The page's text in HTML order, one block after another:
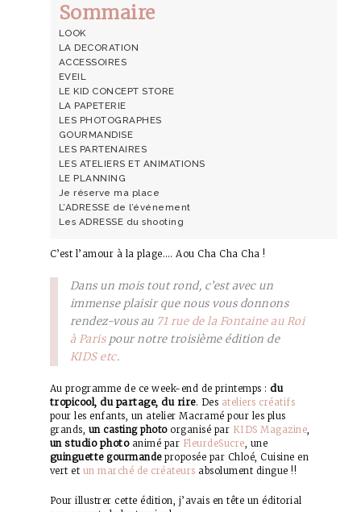
Sommaire
LOOK
LA DECORATION
ACCESSOIRES
EVEIL
LE KID CONCEPT STORE
LA PAPETERIE
LES PHOTOGRAPHES
GOURMANDISE
LES PARTENAIRES
LES ATELIERS ET ANIMATIONS
LE PLANNING
Je réserve ma place
L’ADRESSE de l’événement
Les ADRESSE du shooting
C’est l’amour à la plage…. Aou Cha Cha Cha !
Dans un mois tout rond, c’est avec un
immense plaisir que nous vous donnons
rendez-vous au 71 rue de la Fontaine au Roi
à Parispour notre troisième édition de
KIDS etc.
Au programme de ce week-end de printemps : du
tropicool, du partage, du rire. Des ateliers créatifs
pour les enfants, un atelier Macramé pour les plus
grands, un casting photo organisé par KIDS Magazine
un studio photoanimé par FleurdeSucre , une
guinguette gourmandeproposée par Chloé, Cuisine en
vert et un marché de créateurs absolument dingue !!
Pour illustrer cette édition, j’avais en tête un éditorial